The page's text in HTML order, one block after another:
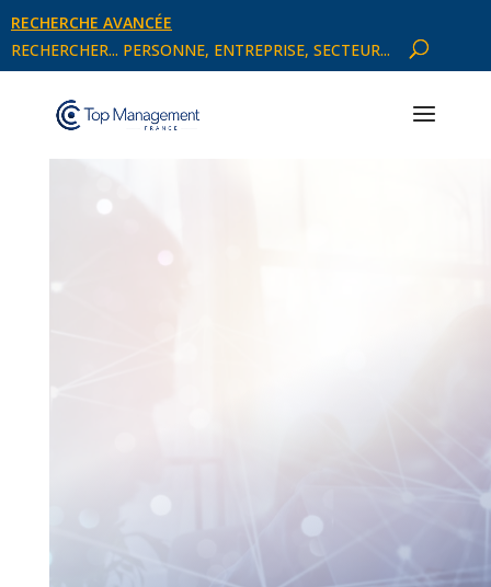
RECHERCHER... PERSONNE, ENTREPRISE, SECTEUR...
RECHERCHE AVANCÉE